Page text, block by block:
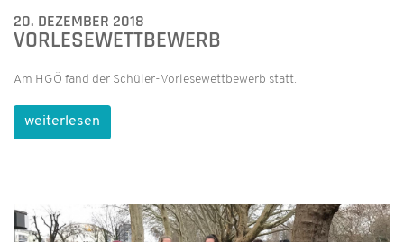
20. DEZEMBER 2018
VORLESEWETTBEWERB
Am HGÖ fand der Schüler-Vorlesewettbewerb statt.
weiterlesen